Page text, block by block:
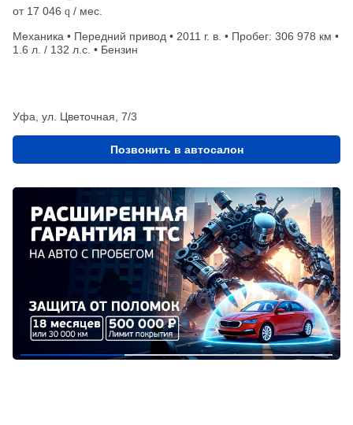
от 17 046 q / мес.
Механика • Передний привод • 2011 г. в. • Пробег: 306 978 км •
1.6 л. / 132 л.с. • Бензин
Уфа, ул. Цветочная, 7/3
Позвонить в автосалон